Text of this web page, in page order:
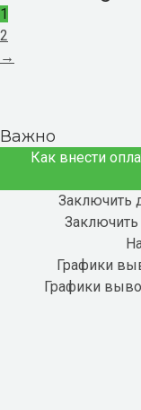
1
2
→
Важно
Как внести
Заключить
Графики
Графики